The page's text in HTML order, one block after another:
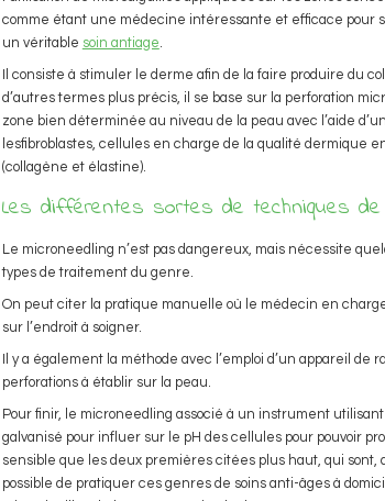
comme étant une médecine intéressante et efficace pour
un véritable soin antiage.
Il consiste à stimuler le derme afin de la faire produire du
d’autres termes plus précis, il se base sur la perforation
zone bien déterminée au niveau de la peau avec l’aide
lesfibroblastes, cellules en charge de la qualité dermique
(collagène et élastine).
Les différentes sortes de techniques
Le microneedling n’est pas dangereux, mais nécessite
types de traitement du genre.
On peut citer la pratique manuelle où le médecin en
sur l’endroit à soigner.
Il y a également la méthode avec l’emploi d’un appareil
perforations à établir sur la peau.
Pour finir, le microneedling associé à un instrument
galvanisé pour influer sur le pH des cellules pour pouvoir
sensible que les deux premières citées plus haut, qui
possible de pratiquer ces genres de soins anti-âges à